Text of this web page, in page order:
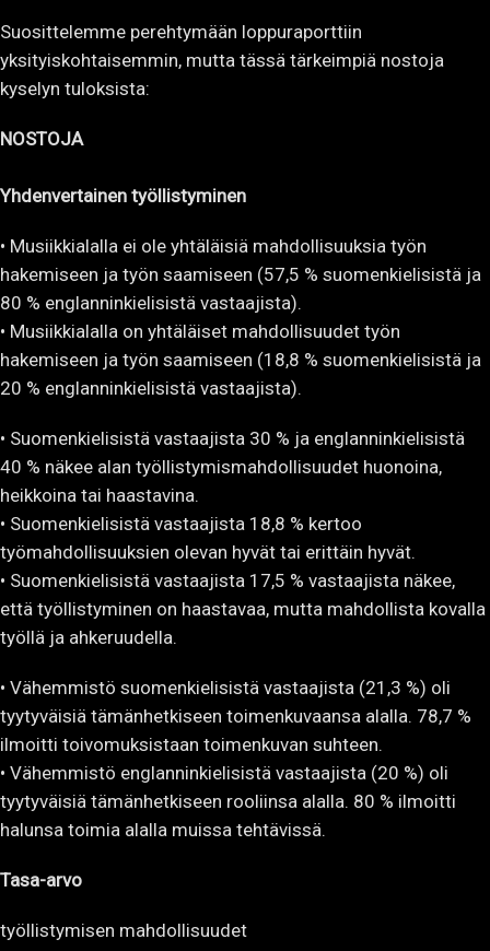
Suosittelemme perehtymään loppuraporttiin
yksityiskohtaisemmin, mutta tässä tärkeimpiä nostoja
kyselyn tuloksista:
NOSTOJA
Yhdenvertainen työllistyminen
• Musiikkialalla ei ole yhtäläisiä mahdollisuuksia työn
hakemiseen ja työn saamiseen (57,5 % suomenkielisistä ja
80 % englanninkielisistä vastaajista).
• Musiikkialalla on yhtäläiset mahdollisuudet työn
hakemiseen ja työn saamiseen (18,8 % suomenkielisistä ja
20 % englanninkielisistä vastaajista).
• Suomenkielisistä vastaajista 30 % ja englanninkielisistä
40 % näkee alan työllistymismahdollisuudet huonoina,
heikkoina tai haastavina.
• Suomenkielisistä vastaajista 18,8 % kertoo
työmahdollisuuksien olevan hyvät tai erittäin hyvät.
• Suomenkielisistä vastaajista 17,5 % vastaajista näkee,
että työllistyminen on haastavaa, mutta mahdollista kovalla
työllä ja ahkeruudella.
• Vähemmistö suomenkielisistä vastaajista (21,3 %) oli
tyytyväisiä tämänhetkiseen toimenkuvaansa alalla. 78,7 %
ilmoitti toivomuksistaan toimenkuvan suhteen.
• Vähemmistö englanninkielisistä vastaajista (20 %) oli
tyytyväisiä tämänhetkiseen rooliinsa alalla. 80 % ilmoitti
halunsa toimia alalla muissa tehtävissä.
Tasa-arvo
työllistymisen mahdollisuudet